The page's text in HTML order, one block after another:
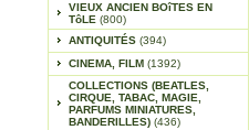
VIEUX ANCIEN BOîTES EN
TôLE (800)
ANTIQUITÉS (394)
CINEMA, FILM (1392)
COLLECTIONS (BEATLES,
CIRQUE, TABAC, MAGIE,
PARFUMS MINIATURES,
BANDERILLES) (436)